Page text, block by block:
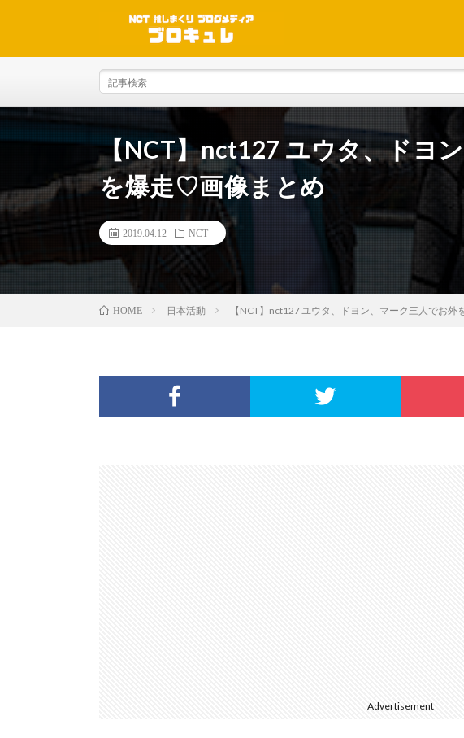
【NCT】nct127 ユウタ、ドヨ
を爆走♡画像まとめ
2019.04.12 NCT
HOME 日本活動 【NCT】nct127 ユウタ、ドヨン、マーク三人でお
Advertisement